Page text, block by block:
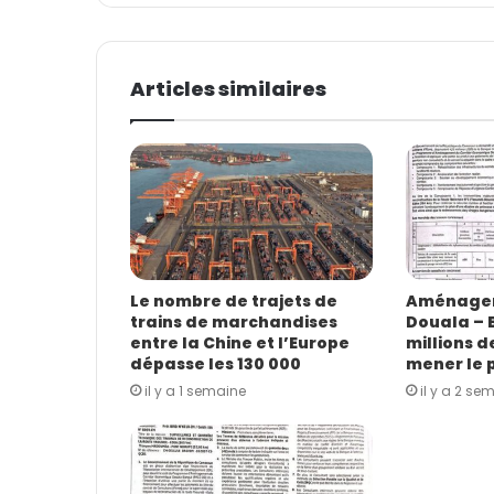
o
r
e
d
r
s
s
e
E
m
a
i
l
Articles similaires
Le nombre de trajets de
trains de marchandises
entre la Chine et l’Europe
dépasse les 130 000
il y a 1 semaine
Douala –
millions
mener le
il y a 2